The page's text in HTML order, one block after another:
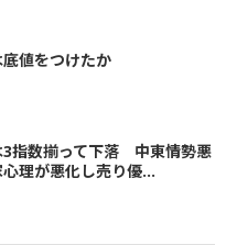
値をつけたか
3指数揃って下落 中東情勢悪
理が悪化し売り優...